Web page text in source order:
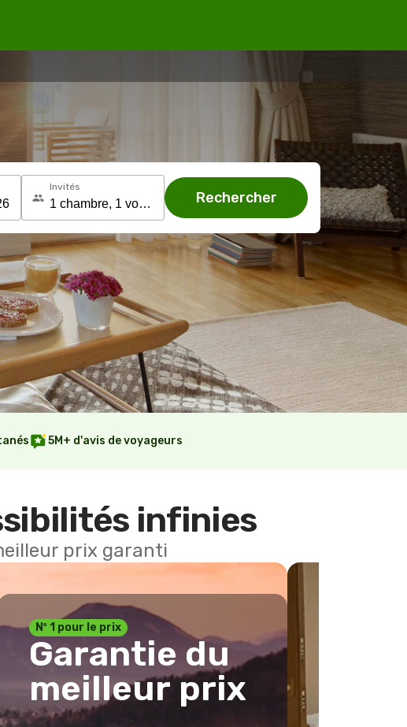
Invités
Rechercher
5M+ d'avis de voyageurs
infinies
prix garanti
Nº 1 pour le prix
Garantie du
meilleur prix